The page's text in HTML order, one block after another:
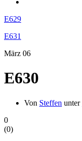
E629
E631
März 06
E630
Von Steffen unter
0
(0)